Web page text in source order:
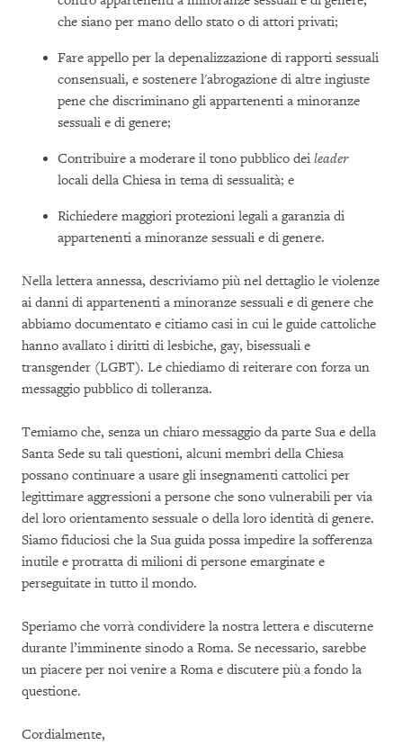
che siano per mano dello stato o di attori privati;
Fare appello per la depenalizzazione di rapporti sessuali
consensuali, e sostenere l'abrogazione di altre ingiuste
pene che discriminano gli appartenenti a minoranze
sessuali e di genere;
Contribuire a moderare il tono pubblico dei leader
locali della Chiesa in tema di sessualità; e
Richiedere maggiori protezioni legali a garanzia di
appartenenti a minoranze sessuali e di genere.
Nella lettera annessa, descriviamo più nel dettaglio le violenze
ai danni di appartenenti a minoranze sessuali e di genere che
abbiamo documentato e citiamo casi in cui le guide cattoliche
hanno avallato i diritti di lesbiche, gay, bisessuali e
transgender (LGBT). Le chiediamo di reiterare con forza un
messaggio pubblico di tolleranza.
Temiamo che, senza un chiaro messaggio da parte Sua e della
Santa Sede su tali questioni, alcuni membri della Chiesa
possano continuare a usare gli insegnamenti cattolici per
legittimare aggressioni a persone che sono vulnerabili per via
del loro orientamento sessuale o della loro identità di genere.
Siamo fiduciosi che la Sua guida possa impedire la sofferenza
inutile e protratta di milioni di persone emarginate e
perseguitate in tutto il mondo.
Speriamo che vorrà condividere la nostra lettera e discuterne
durante l’imminente sinodo a Roma. Se necessario, sarebbe
un piacere per noi venire a Roma e discutere più a fondo la
questione.
Cordialmente,